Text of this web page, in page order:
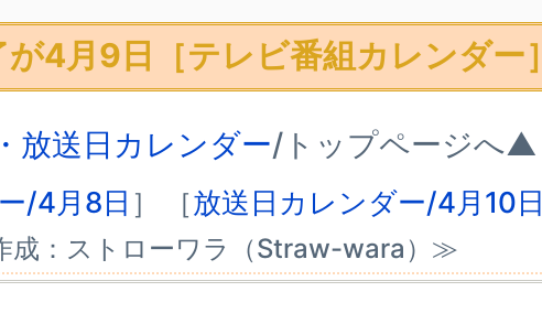
4月9日［テレビ番組カレンダー］
放送日カレンダー/トップページへ▲
/4月8日 ］ ［放送日カレンダー/4月10日
成：ストローワラ（Straw-wara）≫